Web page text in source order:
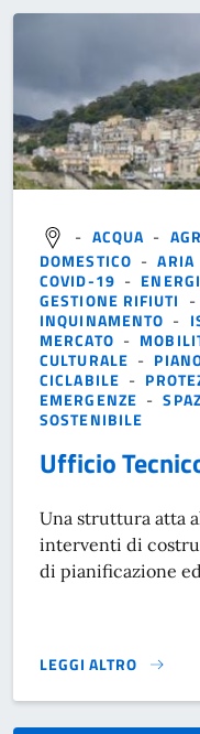
- ACQUA -
DOMESTICO -ARIA
COVID-19 -
GESTIONE RIFIUTI -
INQUINAMENTO -
MERCATO -
CULTURALE -
CICLABILE -
EMERGENZE -
SOSTENIBILE
Ufficio
Una struttura atta
interventi di
di pianificazione
LEGGI ALTRO
}